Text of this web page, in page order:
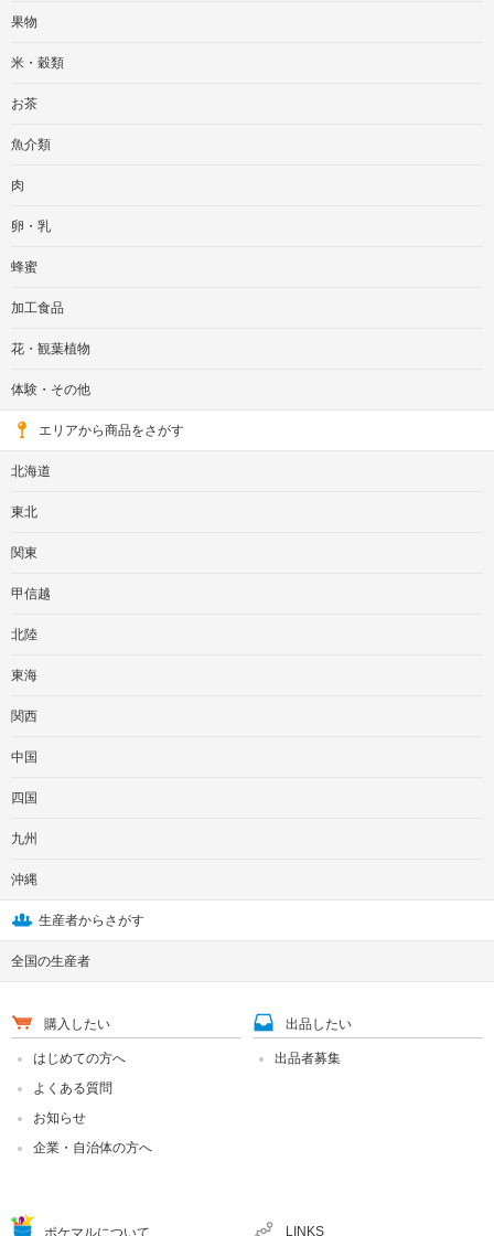
果物
米・穀類
お茶
魚介類
肉
卵・乳
蜂蜜
加工食品
花・観葉植物
体験・その他
エリアから商品をさがす
北海道
東北
関東
甲信越
北陸
東海
関西
中国
四国
九州
沖縄
生産者からさがす
全国の生産者
購入したい
はじめての方へ
よくある質問
お知らせ
企業・自治体の方へ
出品したい
出品者募集
ポケマルについて LINKS